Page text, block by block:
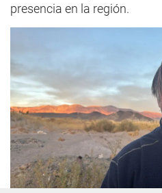
presencia en la región.